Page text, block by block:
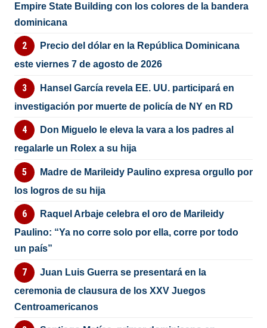
Empire State Building con los colores de la bandera
dominicana
Precio del dólar en la República Dominicana
este viernes 7 de agosto de 2026
Hansel García revela EE. UU. participará en
investigación por muerte de policía de NY en RD
Don Miguelo le eleva la vara a los padres al
regalarle un Rolex a su hija
Madre de Marileidy Paulino expresa orgullo por
los logros de su hija
Raquel Arbaje celebra el oro de Marileidy
Paulino: “Ya no corre solo por ella, corre por todo
un país”
Juan Luis Guerra se presentará en la
ceremonia de clausura de los XXV Juegos
Centroamericanos